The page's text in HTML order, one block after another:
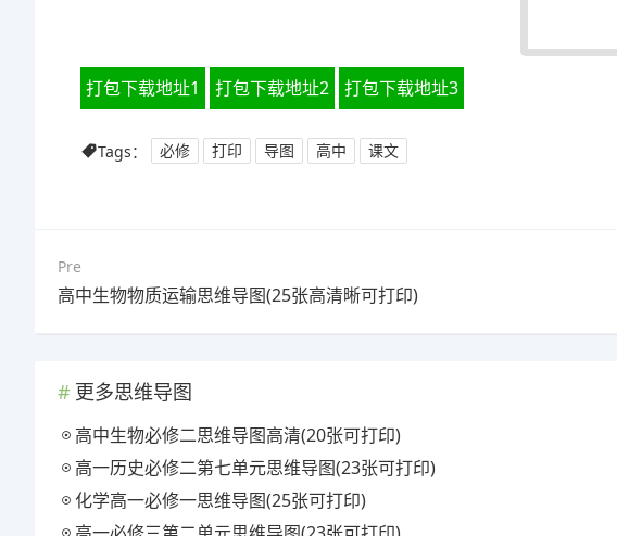
打包下载地址1 打包下载地址2 打包下载地址3
Tags： 必修 打印 导图 高中 课文
Pre
高中生物物质运输思维导图(25张高清晰可打印)
更多思维导图
高中生物必修二思维导图高清(20张可打印)
高一历史必修二第七单元思维导图(23张可打印)
化学高一必修一思维导图(25张可打印)